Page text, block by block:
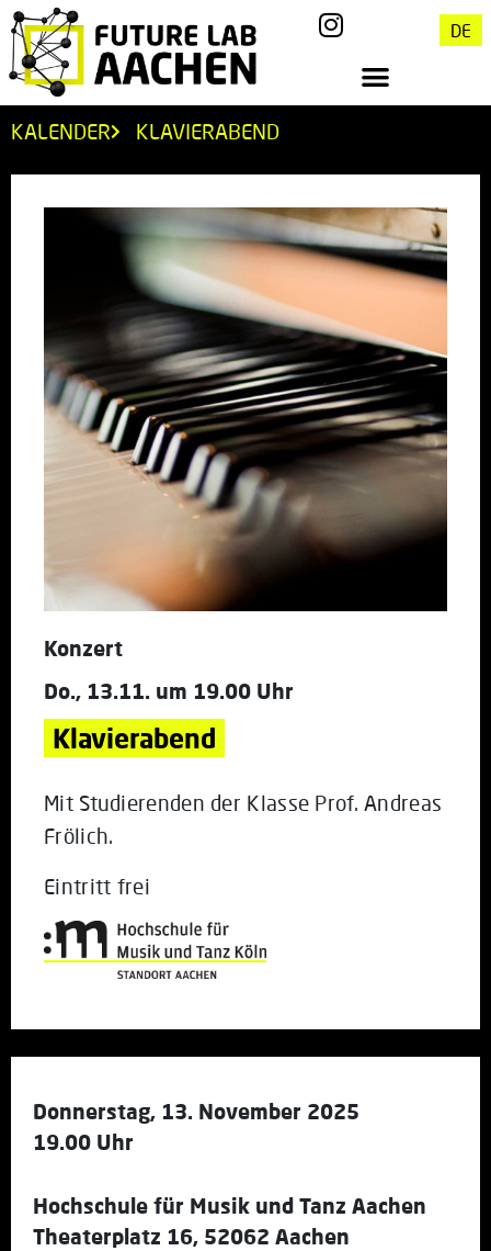
DE
KALENDER KLAVIERABEND
Konzert
Do., 13.11. um 19.00 Uhr
Klavierabend
Mit Studierenden der Klasse Prof. Andreas
Frölich.
Eintritt frei
Donnerstag, 13. November 2025
19.00 Uhr
Hochschule für Musik und Tanz Aachen
Theaterplatz 16, 52062 Aachen